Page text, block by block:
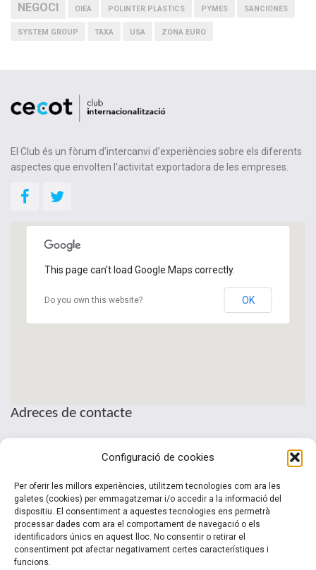
Configuració de cookies
Per oferir les millors experiències, utilitzem tecnologies com ara les
galetes (cookies) per emmagatzemar i/o accedir a la informació del
dispositiu. El consentiment a aquestes tecnologies ens permetrà
processar dades com ara el comportament de navegació o els
identificadors únics en aquest lloc. No consentir o retirar el
consentiment pot afectar negativament certes característiques i
funcions.
NEGOCI OIEA POLINTER PLASTICS PYMES SANCIONES
SYSTEM GROUP TAXA USA ZONA EURO
El Club és un fòrum d'intercanvi d'experiències sobre els diferents
aspectes que envolten l'activitat exportadora de les empreses.
This page can't load Google Maps correctly.
Do you own this website? OK
Adreces de contacte
Telèfon: (+34) 937 361 100
clubinternacionalitzacio@cecot.org.